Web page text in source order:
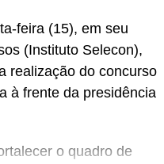
feira (15), em seu
(Instituto Selecon),
realização do concurso
à frente da presidência
o quadro de